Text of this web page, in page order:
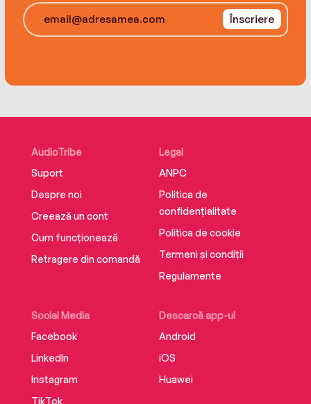
uneasy alliance to uncover the truth. But the
deeper they plummet into the mystery, the
Înscriere
AudioTribe
Suport
Despre noi
Creează un cont
Cum funcționează
Retragere din comandă
Social Media
Facebook
LinkedIn
Instagram
TikTok
Descarcă app-ul
Android
iOS
Huawei
Legal
ANPC
Politica de
confidențialitate
Politica de cookie
Termeni și condiții
Regulamente